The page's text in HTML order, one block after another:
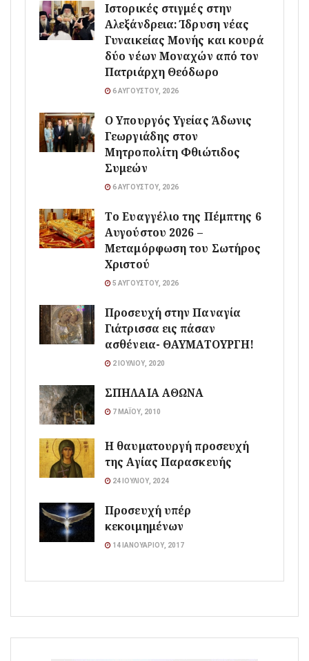
Ιστορικές στιγμές στην
Αλεξάνδρεια: Ίδρυση νέας
Γυναικείας Μονής και κουρά
δύο νέων Μοναχών από τον
Πατριάρχη Θεόδωρο
6 ΑΥΓΟΎΣΤΟΥ, 2026
O Υπουργός Υγείας Άδωνις
Γεωργιάδης στον
Μητροπολίτη Φθιώτιδος
Συμεών
6 ΑΥΓΟΎΣΤΟΥ, 2026
Το Ευαγγέλιο της Πέμπτης 6
Αυγούστου 2026 –
Μεταμόρφωση του Σωτήρος
Χριστού
5 ΑΥΓΟΎΣΤΟΥ, 2026
Προσευχή στην Παναγία
Γιάτρισσα εις πάσαν
ασθένεια- ΘΑΥΜΑΤΟΥΡΓΗ!
2 ΙΟΥΛΊΟΥ, 2020
ΣΠΗΛΑΙΑ ΑΘΩΝΑ
7 ΜΑΪ́ΟΥ, 2010
Η θαυματουργή προσευχή
της Αγίας Παρασκευής
24 ΙΟΥΛΊΟΥ, 2024
Προσευχή υπέρ
κεκοιμημένων
14 ΙΑΝΟΥΑΡΊΟΥ, 2017